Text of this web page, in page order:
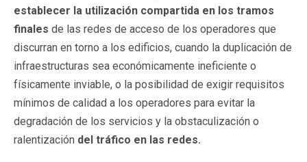
establecer la utilización compartida en los tramos
finales de las redes de acceso de los operadores que
discurran en torno a los edificios, cuando la duplicación de
infraestructuras sea económicamente ineficiente o
físicamente inviable, o la posibilidad de exigir requisitos
mínimos de calidad a los operadores para evitar la
degradación de los servicios y la obstaculización o
ralentización del tráfico en las redes.